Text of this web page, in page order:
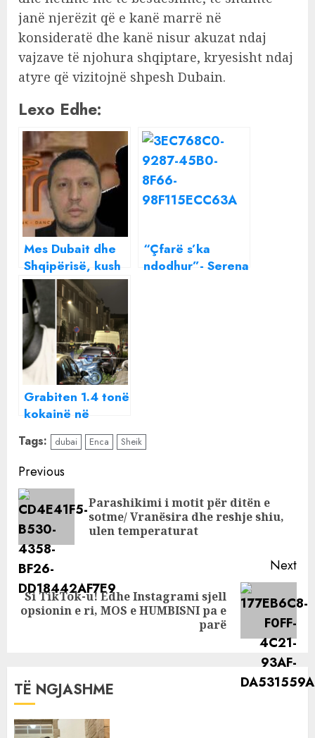
janë njerëzit që e kanë marrë në
konsideratë dhe kanë nisur akuzat ndaj
vajzave të njohura shqiptare, kryesisht ndaj
atyre që vizitojnë shpesh Dubain.
Lexo Edhe:
Mes Dubait dhe
Shqipërisë, kush
është Tur Koçeku
, biznesmeni i
dhunuar në
Palasë , lidhja me
Ilir Shtufin dhe
investimi te
kullat, pjesë e
përplasjes edhe
Fatmir Bejo
“Çfarë s’ka
ndodhur”- Serena
Grabiten 1.4 tonë
kokainë në
Belgjikë, grupet
e Dubait nisin
“luftën”, të
përfshirë edhe
shqiptarët
Tags: dubai Enca Sheik
Continue
Reading
Previous
Parashikimi i motit për ditën e
sotme/ Vranësira dhe reshje shiu,
ulen temperaturat
Next
Next
Si TikTok-u! Edhe Instagrami sjell
opsionin e ri, MOS e HUMBISNI pa e
parë
TË NGJASHME